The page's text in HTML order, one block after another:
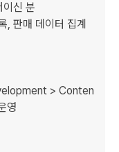
신 분
, 판매 데이터 집계
> Conten
영